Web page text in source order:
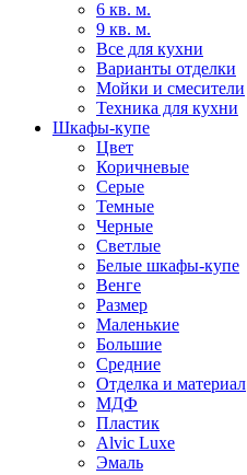
6 кв. м.
9 кв. м.
Все для кухни
Варианты отделки
Мойки и смесители
Техника для кухни
Шкафы-купе
Цвет
Коричневые
Серые
Темные
Черные
Светлые
Белые шкафы-купе
Венге
Размер
Маленькие
Большие
Средние
Отделка и материал
МДФ
Пластик
Alvic Luxe
Эмаль